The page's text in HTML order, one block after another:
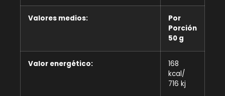
Valores medios:
Por
Porción
50 g
Valor energético:
168
kcal/
716 kj